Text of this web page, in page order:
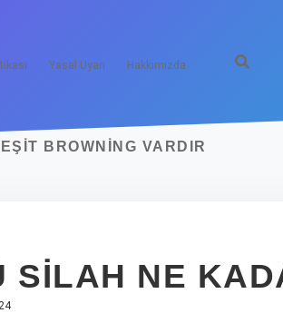
Yasal Uyarı Hakkımızda
BROWNING VARDIR
SILAH NE